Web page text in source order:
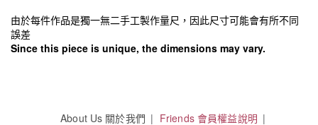
由於每件作品是獨一無二手工製作量尺，因此尺寸可能會有所不同
誤差
Since this piece is unique, the dimensions may vary.
About Us 關於我們 Friends 會員權益說明